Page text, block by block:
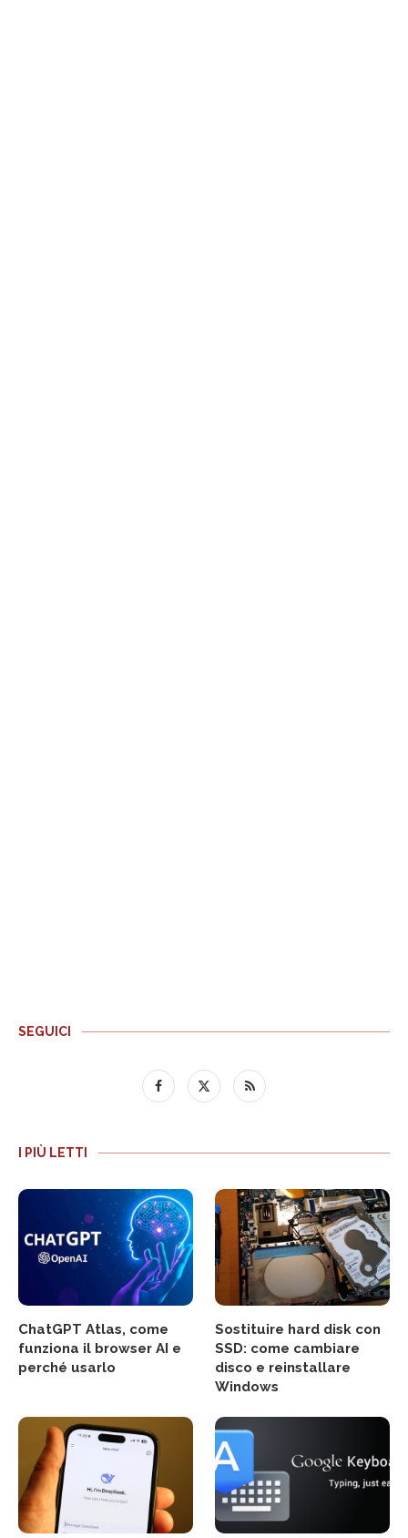
SEGUICI
I PIÙ LETTI
ChatGPT Atlas, come
funziona il browser AI e
perché usarlo
Sostituire hard disk con
SSD: come cambiare
disco e reinstallare
Windows